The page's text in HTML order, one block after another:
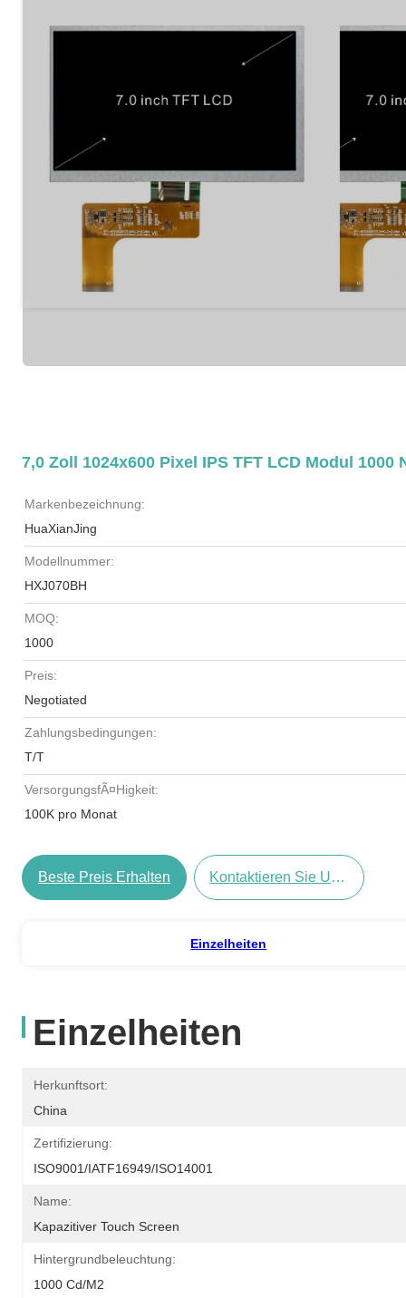
7,0 Zoll 1024x600 Pixel IPS TFT LCD Modul
Markenbezeichnung:
HuaXianJing
Modellnummer:
HXJ070BH
MOQ:
1000
Preis:
Negotiated
Zahlungsbedingungen:
T/T
VersorgungsfÃ¤higkeit:
100K pro Monat
Beste Preis Erhalten Kontaktieren Sie Uns Jetzt
Einzelheiten
Einzelheiten
Herkunftsort:
China
Zertifizierung:
ISO9001/IATF16949/ISO14001
Name:
Kapazitiver Touch Screen
Hintergrundbeleuchtung:
1000 Cd/m2